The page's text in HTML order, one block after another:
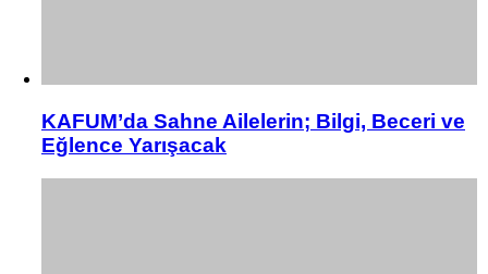
KAFUM’da Sahne Ailelerin; Bilgi, Beceri ve
Eğlence Yarışacak